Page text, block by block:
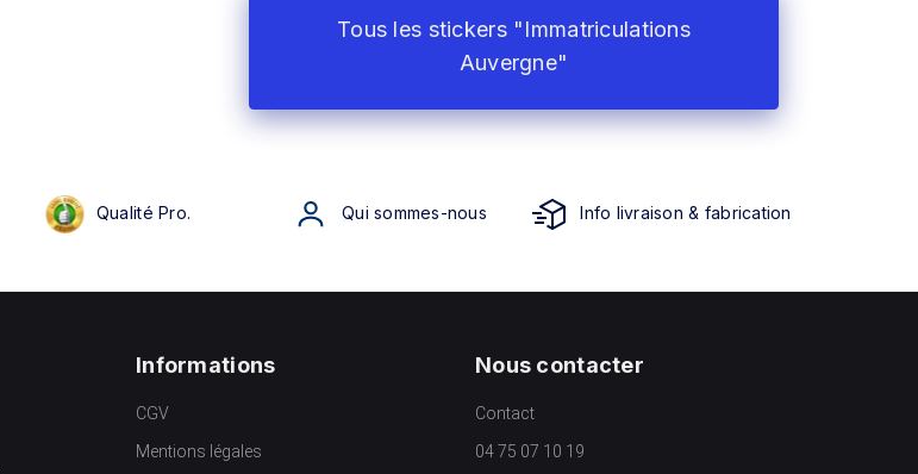
Tous les stickers "Immatriculations
Auvergne"
Qualité Pro. Qui sommes-nous Info livraison & fabrication
Informations
CGV
Mentions légales
Nous contacter
Contact
04 75 07 10 19